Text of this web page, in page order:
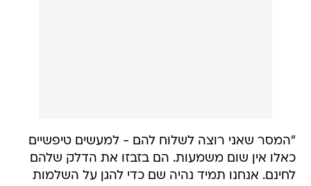
"המסר שאני רוצה לשלוח להם - למעשים טיפשיים
כאלו אין שום משמעות. הם בזבזו את הדלק שלהם
לחינם. אנחנו תמיד נהיה שם כדי להגן על השלמות